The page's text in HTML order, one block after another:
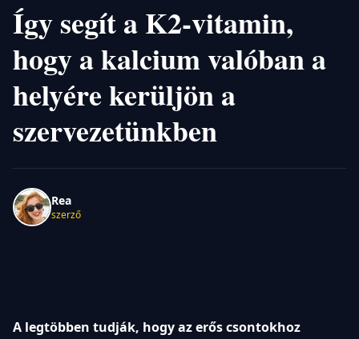
Így segít a K2-vitamin,
hogy a kalcium valóban a
helyére kerüljön a
szervezetünkben
Rea
szerző
A legtöbben tudják, hogy az erős csontokhoz